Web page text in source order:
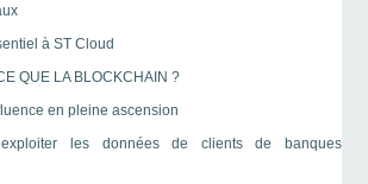
à ST Cloud
QUE LA BLOCKCHAIN ?
en pleine ascension
les données de clients de banques